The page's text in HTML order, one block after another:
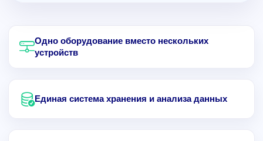
Одно оборудование вместо нескольких
устройств
Единая система хранения и анализа данных